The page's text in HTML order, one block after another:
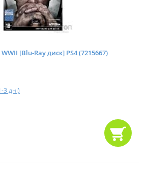
[Blu-Ray диск] PS4 (7215667)
3 дні)